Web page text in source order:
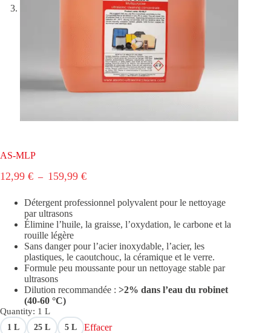
AS-MLP
12,99 € – 159,99 €Plage
12,99 €
159,99 €
Détergent professionnel polyvalent pour le nettoyage
par ultrasons
Élimine l’huile, la graisse, l’oxydation, le carbone et la
rouille légère
Sans danger pour l’acier inoxydable, l’acier, les
plastiques, le caoutchouc, la céramique et le verre.
Formule peu moussante pour un nettoyage stable par
ultrasons
Dilution recommandée : >2% dans l’eau du robinet
(40-60 °C)
Quantity: 1 L
1 L 25 L 5 L Effacer